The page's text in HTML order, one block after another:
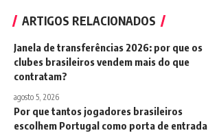
ARTIGOS RELACIONADOS
Janela de transferências 2026: por que os
clubes brasileiros vendem mais do que
contratam?
agosto 5, 2026
Por que tantos jogadores brasileiros
escolhem Portugal como porta de entrada